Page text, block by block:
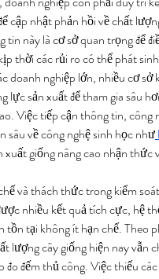
cập nhật phản hồi về chất
tin này là cơ sở quan trọng để
thời các rủi ro có thể phát
doanh nghiệp lớn, nhiều cơ
lực sản xuất để tham gia sâu
Việc tiếp cận thông tin, công
sâu về công nghệ sinh học như
xuất giống nâng cao nhận
và thách thức trong kiểm
nhiều kết quả tích cực, hệ
tồn tại không ít hạn chế. Theo
lượng cây giống hiện nay vẫn
đo đếm thủ công. Việc thiếu